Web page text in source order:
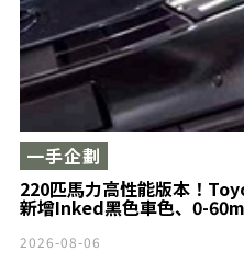
220匹馬力高性能版本！
新增Inked黑色車色、0-
一手企劃
2026-08-06